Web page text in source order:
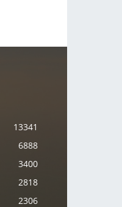
13341
6888
3400
2818
2306